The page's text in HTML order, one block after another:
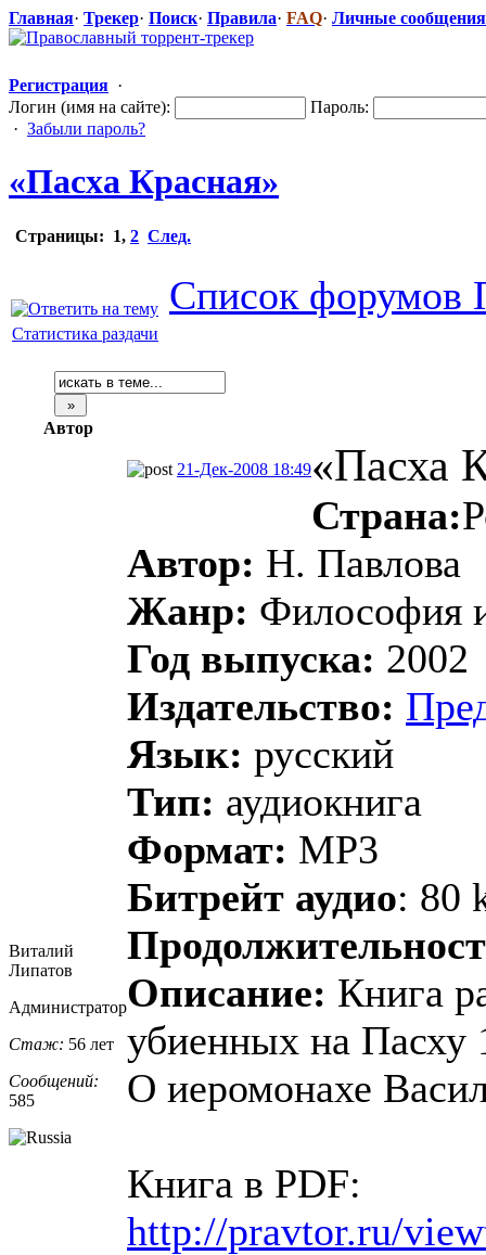
Главная· Трекер· Поиск· Правила· FAQ· Личные сообщения
Регистрация ·
Логин (имя на сайте):
Пароль:
· Забыли пароль?
«Пасха Красная»
Страницы: 1, 2 След.
Список форумов
Статистика раздачи
Автор
Виталий
Липатов
Администратор
Стаж: 56 лет
Сообщений:
585
21-Дек-2008 18:49«Пасха
Страна:
Автор: Н. Павлова
Жанр: Философия
Год выпуска: 2002
Издательство:
Язык: русский
Тип: аудиокнига
Формат: MP3
Битрейт аудио: 80
Описание: Книга
убиенных на Пасху
О иеромонахе
Книга в PDF:
http://pravtor.ru/